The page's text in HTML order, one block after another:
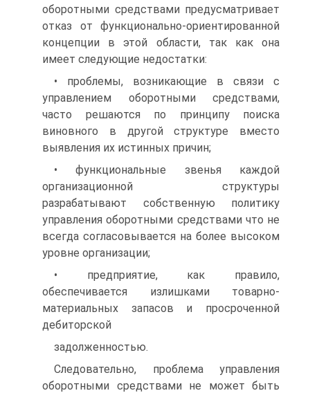
оборотными средствами предусматривает
отказ от функционально-ориентированной
концепции в этой области, так как она
имеет следующие недостатки:
• проблемы, возникающие в связи с
управлением оборотными средствами,
часто решаются по принципу поиска
виновного в другой структуре вместо
выявления их истинных причин;
• функциональные звенья каждой
организационной структуры
разрабатывают собственную политику
управления оборотными средствами что не
всегда согласовывается на более высоком
уровне организации;
• предприятие, как правило,
обеспечивается излишками товарно­
материальных запасов и просроченной
дебиторской
задолженностью.
Следовательно, проблема управления
оборотными средствами не может быть